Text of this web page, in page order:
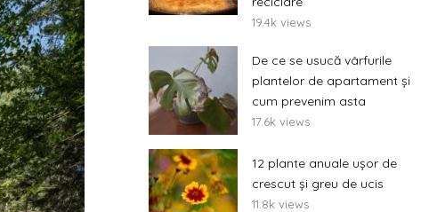
19.4k views
De ce se usucă vârfurile
plantelor de apartament și
cum prevenim asta
17.6k views
12 plante anuale ușor de
crescut și greu de ucis
11.8k views